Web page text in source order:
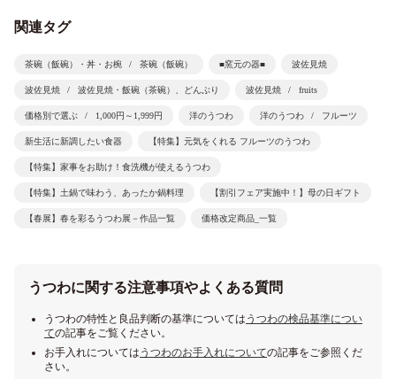
関連タグ
茶碗（飯碗）・丼・お椀 茶碗（飯碗） ■窯元の器■ 波佐見焼
波佐見焼 波佐見焼・飯碗（茶碗）、どんぶり 波佐見焼 fruits
価格別で選ぶ 1,000円～1,999円 洋のうつわ 洋のうつわ フルーツ
新生活に新調したい食器 【特集】元気をくれる フルーツのうつわ
【特集】家事をお助け！食洗機が使えるうつわ
【特集】土鍋で味わう、あったか鍋料理 【割引フェア実施中！】母の日ギフト
【春展】春を彩るうつわ展－作品一覧 価格改定商品_一覧
うつわに関する注意事項やよくある質問
うつわの特性と良品判断の基準については うつわの検品基準につい
ての記事をご覧ください。
お手入れについては うつわのお手入れについての記事をご参照くだ
さい。